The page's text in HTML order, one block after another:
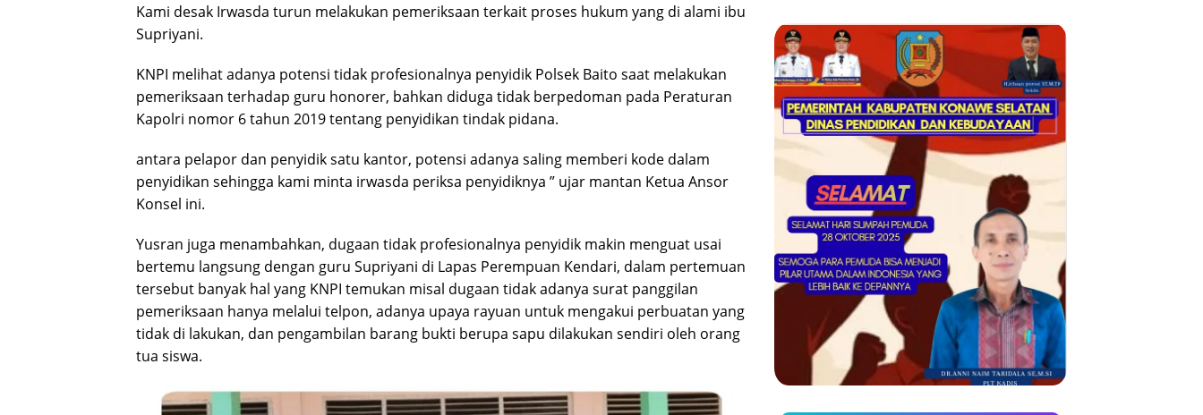
Kami desak Irwasda turun melakukan pemeriksaan terkait proses hukum yang di alami ibu
Supriyani.
KNPI melihat adanya potensi tidak profesionalnya penyidik Polsek Baito saat melakukan
pemeriksaan terhadap guru honorer, bahkan diduga tidak berpedoman pada Peraturan
Kapolri nomor 6 tahun 2019 tentang penyidikan tindak pidana.
antara pelapor dan penyidik satu kantor, potensi adanya saling memberi kode dalam
penyidikan sehingga kami minta irwasda periksa penyidiknya ” ujar mantan Ketua Ansor
Konsel ini.
Yusran juga menambahkan, dugaan tidak profesionalnya penyidik makin menguat usai
bertemu langsung dengan guru Supriyani di Lapas Perempuan Kendari, dalam pertemuan
tersebut banyak hal yang KNPI temukan misal dugaan tidak adanya surat panggilan
pemeriksaan hanya melalui telpon, adanya upaya rayuan untuk mengakui perbuatan yang
tidak di lakukan, dan pengambilan barang bukti berupa sapu dilakukan sendiri oleh orang
tua siswa.